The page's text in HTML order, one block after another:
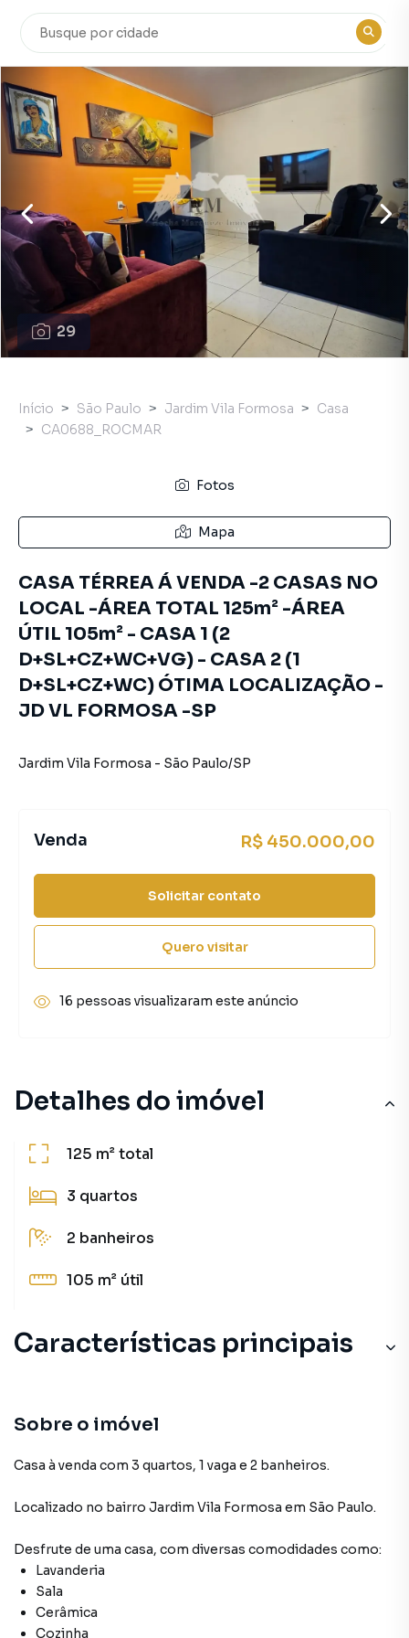
29
Detalhes do imóvel
125 m²total
3 quartos
2 banheiros
105 m² útil
Características principais
Cerâmica
Lavanderia
Cozinha
Sobre o imóvel
Casa à venda com 3 quartos, 1 vaga e 2 banheiros.
Localizado no bairro Jardim Vila Formosa em São Paulo.
Desfrute de uma casa, com diversas comodidades como:
Lavanderia
Sala
Cerâmica
Cozinha
Início São Paulo Jardim Vila Formosa
Casa
CA0688_ROCMAR
Fotos
Mapa
CASA TÉRREA Á VENDA -2 CASAS NO
LOCAL -ÁREA TOTAL 125m² -ÁREA
ÚTIL 105m² - CASA 1 (2
D+SL+CZ+WC+VG) - CASA 2 (1
D+SL+CZ+WC) ÓTIMA LOCALIZAÇÃO -
JD VL FORMOSA -SP
Jardim Vila Formosa - São Paulo/SP
Venda R$ 450.000,00
Solicitar contato
Quero visitar
16 pessoas visualizaram este anúncio